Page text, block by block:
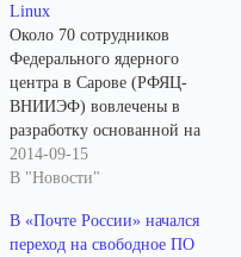
Linux
Около 70 сотрудников
Федерального ядерного
центра в Сарове (РФЯЦ-
ВНИИЭФ) вовлечены в
разработку основанной на
ядре Linux операционной
системы Синергия, которая
использования в типовой
информационной системе
2014-09-15
В "Новости"
В «Почте России» начался
переход на свободное ПО